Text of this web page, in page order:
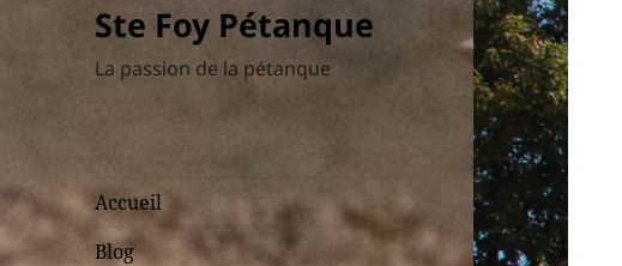
Ste Foy Pétanque
La passion de la pétanque
Accueil
Blog